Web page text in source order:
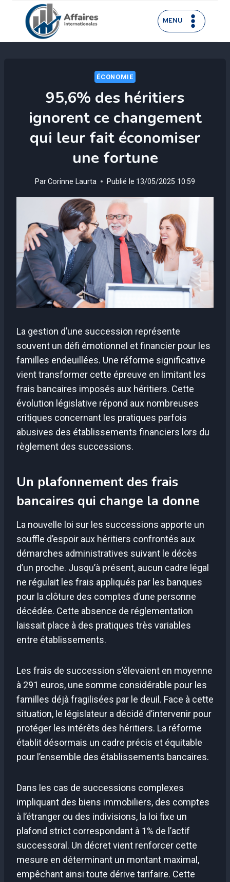
contenu
MENU
ÉCONOMIE
95,6% des héritiers
ignorent ce changement
qui leur fait économiser
une fortune
ParCorinne Laurta Publié le 13/05/2025 10:59
La gestion d’une succession représente
souvent un défi émotionnel et financier pour les
familles endeuillées. Une réforme significative
vient transformer cette épreuve en limitant les
frais bancaires imposés aux héritiers. Cette
évolution législative répond aux nombreuses
critiques concernant les pratiques parfois
abusives des établissements financiers lors du
règlement des successions.
Un plafonnement des frais
bancaires qui change la donne
La nouvelle loi sur les successions apporte un
souffle d’espoir aux héritiers confrontés aux
démarches administratives suivant le décès
d’un proche. Jusqu’à présent, aucun cadre légal
ne régulait les frais appliqués par les banques
pour la clôture des comptes d’une personne
décédée. Cette absence de réglementation
laissait place à des pratiques très variables
entre établissements.
Les frais de succession s’élevaient en moyenne
à 291 euros, une somme considérable pour les
familles déjà fragilisées par le deuil. Face à cette
situation, le législateur a décidé d’intervenir pour
protéger les intérêts des héritiers. La réforme
établit désormais un cadre précis et équitable
pour l’ensemble des établissements bancaires.
Dans les cas de successions complexes
impliquant des biens immobiliers, des comptes
à l’étranger ou des indivisions, la loi fixe un
plafond strict correspondant à 1% de l’actif
successoral. Un décret vient renforcer cette
mesure en déterminant un montant maximal,
empêchant ainsi toute dérive tarifaire. Cette